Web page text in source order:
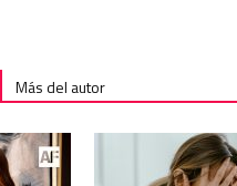
Más del autor